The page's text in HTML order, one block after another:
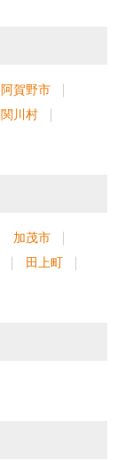
阿賀野市
関川村
加茂市
田上町